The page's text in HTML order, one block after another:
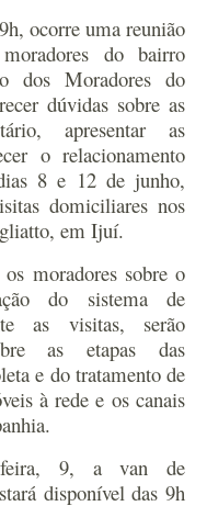
ocorre uma reunião
do bairro
dos Moradores do
dúvidas sobre as
apresentar as
o relacionamento
8 e 12 de junho,
domiciliares nos
em Ijuí.
moradores sobre o
do sistema de
as visitas, serão
as etapas das
e do tratamento de
à rede e os canais
feira, 9, a van de
disponível das 9h